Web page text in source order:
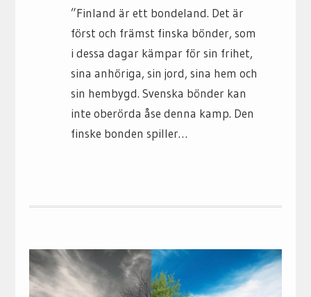
”Finland är ett bondeland. Det är
först och främst finska bönder, som
i dessa dagar kämpar för sin frihet,
sina anhöriga, sin jord, sina hem och
sin hembygd. Svenska bönder kan
inte oberörda åse denna kamp. Den
finske bonden spiller…